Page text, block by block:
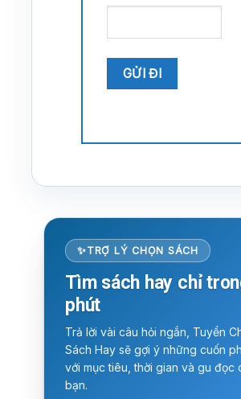
TRỢ LÝ CHỌN SÁCH
Tìm sách hay chỉ
phút
Trả lời vài câu hỏi ngắn, Tuyển
Sách Hay sẽ gợi ý những cuốn
với mục tiêu, thời gian và gu đọc
bạn.